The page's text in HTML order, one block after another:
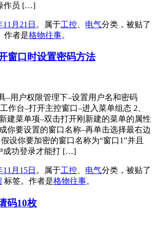
作员 […]
11月21日 。属于工控 电气分类，被贴了
作者是格物往事。
窗口时设置密码方法
–用户权限管理下–设置用户名和密码
作台–打开主控窗口–进入菜单组态 2、
建菜单项–双击打开刚新建的菜单的属性
你要设置的窗口名称–再单击选择最右边
设你要加密的窗口名称为“窗口1”并且
成功登录才能打 […]
11月15日 。属于工控 电气分类，被贴了
标签。 作者是格物往事。
码10枚